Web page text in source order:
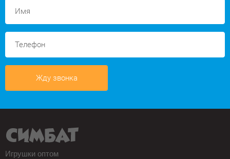
Жду звонка
Игрушки оптом